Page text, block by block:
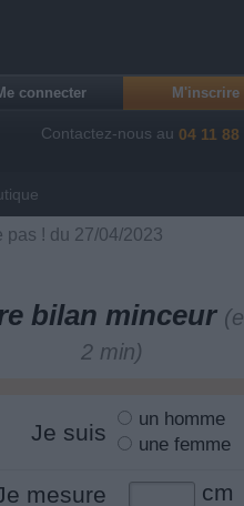
connecter M'inscrire
Contactez-nous au 04 11 88
pas ! du 27/04/2023
bilan minceur
2 min)
Je suis
un homme
une femme
mesure cm